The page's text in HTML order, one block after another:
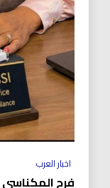
اخبار العرب
فرح